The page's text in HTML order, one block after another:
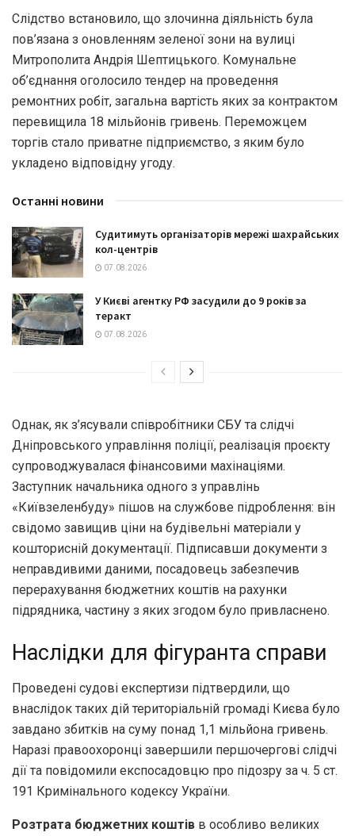
Слідство встановило, що злочинна діяльність була
пов’язана з оновленням зеленої зони на вулиці
Митрополита Андрія Шептицького. Комунальне
об’єднання оголосило тендер на проведення
ремонтних робіт, загальна вартість яких за контрактом
перевищила 18 мільйонів гривень. Переможцем
торгів стало приватне підприємство, з яким було
укладено відповідну угоду.
Останні новини
Судитимуть організаторів мережі шахрайських
кол-центрів
07.08.2026
У Києві агентку РФ засудили до 9 років за
теракт
07.08.2026
Однак, як з’ясували співробітники СБУ та слідчі
Дніпровського управління поліції, реалізація проєкту
супроводжувалася фінансовими махінаціями.
Заступник начальника одного з управлінь
«Київзеленбуду» пішов на службове підроблення: він
свідомо завищив ціни на будівельні матеріали у
кошторисній документації. Підписавши документи з
неправдивими даними, посадовець забезпечив
перерахування бюджетних коштів на рахунки
підрядника, частину з яких згодом було привласнено.
Наслідки для фігуранта справи
Проведені судові експертизи підтвердили, що
внаслідок таких дій територіальній громаді Києва було
завдано збитків на суму понад 1,1 мільйона гривень.
Наразі правоохоронці завершили першочергові слідчі
дії та повідомили експосадовцю про підозру за ч. 5 ст.
191 Кримінального кодексу України.
Розтрата бюджетних коштів в особливо великих